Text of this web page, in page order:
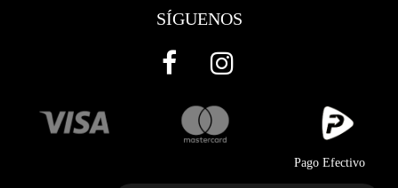
SÍGUENOS
Pago Efectivo